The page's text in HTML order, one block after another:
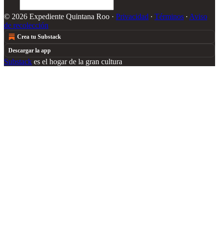
© 2026 Expediente Quintana Roo · Privacidad ∙ Términos ∙ Aviso
de recolección
Crea tu Substack
Descargar la app
Substack es el hogar de la gran cultura